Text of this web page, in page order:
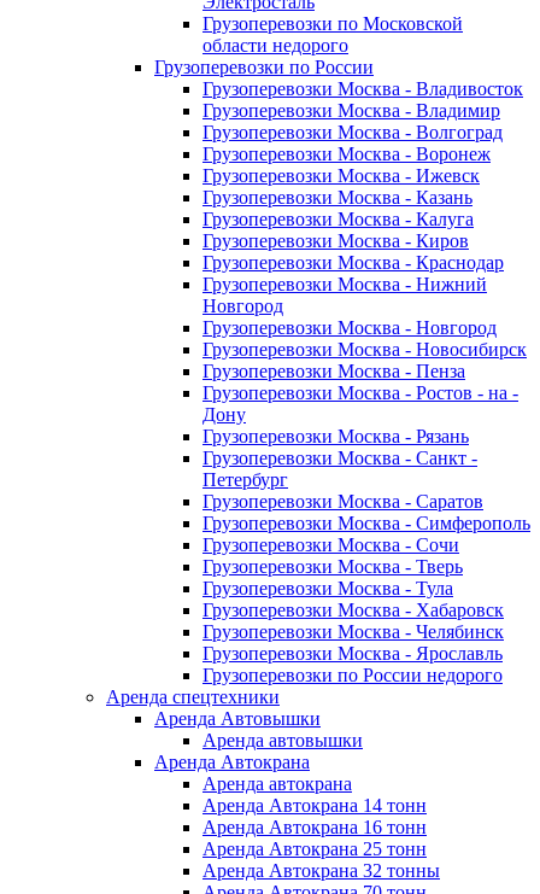
Грузоперевозки по Московской
области недорого
Грузоперевозки по России
Грузоперевозки Москва - Владивосток
Грузоперевозки Москва - Владимир
Грузоперевозки Москва - Волгоград
Грузоперевозки Москва - Воронеж
Грузоперевозки Москва - Ижевск
Грузоперевозки Москва - Казань
Грузоперевозки Москва - Калуга
Грузоперевозки Москва - Киров
Грузоперевозки Москва - Краснодар
Грузоперевозки Москва - Нижний
Новгород
Грузоперевозки Москва - Новгород
Грузоперевозки Москва - Новосибирск
Грузоперевозки Москва - Пенза
Грузоперевозки Москва - Ростов - на -
Дону
Грузоперевозки Москва - Рязань
Грузоперевозки Москва - Санкт -
Петербург
Грузоперевозки Москва - Саратов
Грузоперевозки Москва - Симферополь
Грузоперевозки Москва - Сочи
Грузоперевозки Москва - Тверь
Грузоперевозки Москва - Тула
Грузоперевозки Москва - Хабаровск
Грузоперевозки Москва - Челябинск
Грузоперевозки Москва - Ярославль
Грузоперевозки по России недорого
Аренда спецтехники
Аренда Автовышки
Аренда автовышки
Аренда Автокрана
Аренда автокрана
Аренда Автокрана 14 тонн
Аренда Автокрана 16 тонн
Аренда Автокрана 25 тонн
Аренда Автокрана 32 тонны